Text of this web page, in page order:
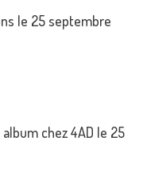
le 25 septembre
chez 4AD le 25